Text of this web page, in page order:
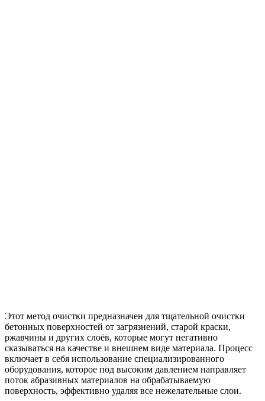
Этот метод очистки предназначен для тщательной очистки
бетонных поверхностей от загрязнений, старой краски,
ржавчины и других слоёв, которые могут негативно
сказываться на качестве и внешнем виде материала. Процесс
включает в себя использование специализированного
оборудования, которое под высоким давлением направляет
поток абразивных материалов на обрабатываемую
поверхность, эффективно удаляя все нежелательные слои.